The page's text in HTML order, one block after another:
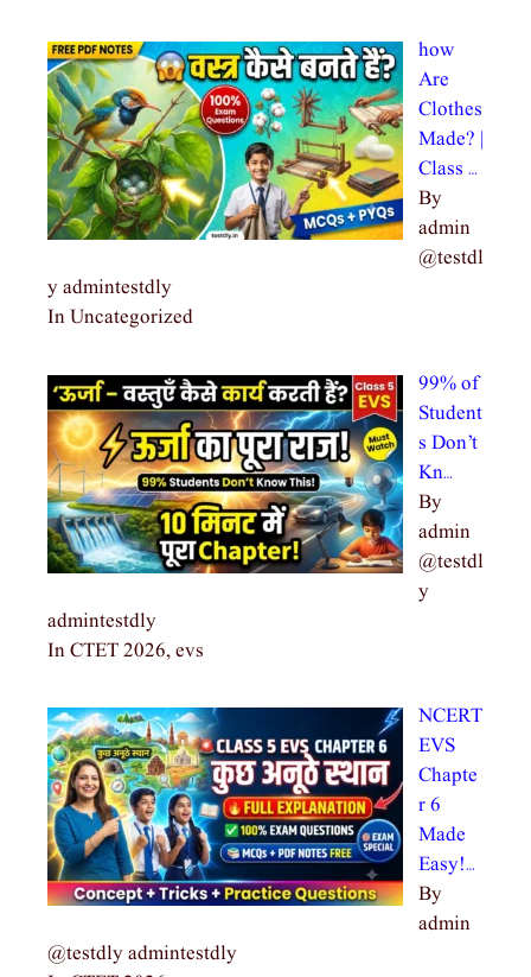
how
Are
Clothes
Made? |
Class …
By
admin
@testdl
y admintestdly
In Uncategorized
99% of
Student
s Don’t
Kn…
By
admin
@testdl
y
admintestdly
In CTET 2026, evs
NCERT
EVS
Chapte
r 6
Made
Easy!…
By
admin
@testdly admintestdly